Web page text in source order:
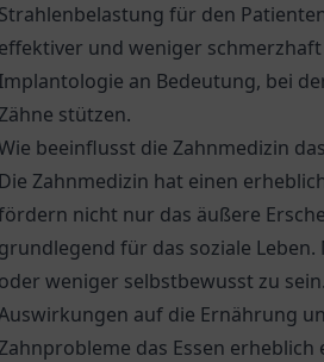
Strahlenbelastung für den
effektiver und weniger
Implantologie an Bedeutung, bei
stützen.
beeinflusst die Zahnmedizin
Die Zahnmedizin hat einen
nicht nur das äußere
grundlegend für das soziale
oder weniger selbstbewusst zu
auf die Ernährung
das Essen